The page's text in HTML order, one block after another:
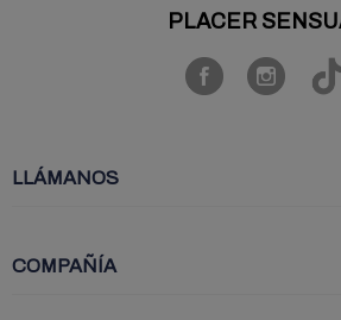
PLACER
LLÁMANOS
COMPAÑÍA